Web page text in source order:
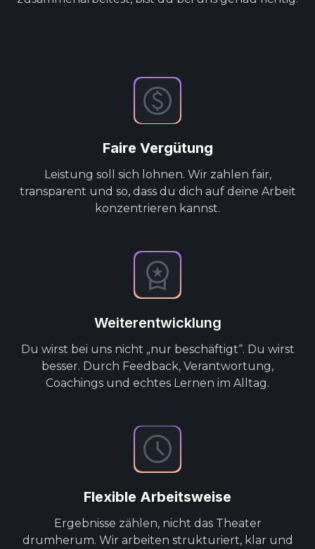
Faire Vergütung
Leistung soll sich lohnen. Wir zahlen fair,
transparent und so, dass du dich auf deine Arbeit
konzentrieren kannst.
Weiterentwicklung
Du wirst bei uns nicht „nur beschäftigt“. Du wirst
besser. Durch Feedback, Verantwortung,
Coachings und echtes Lernen im Alltag.
Flexible Arbeitsweise
Ergebnisse zählen, nicht das Theater
drumherum. Wir arbeiten strukturiert, klar und